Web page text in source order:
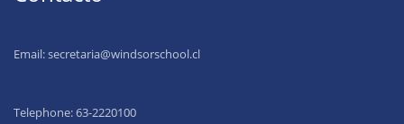
Email:secretaria@windsorschool.cl
Telephone: 63-2220100